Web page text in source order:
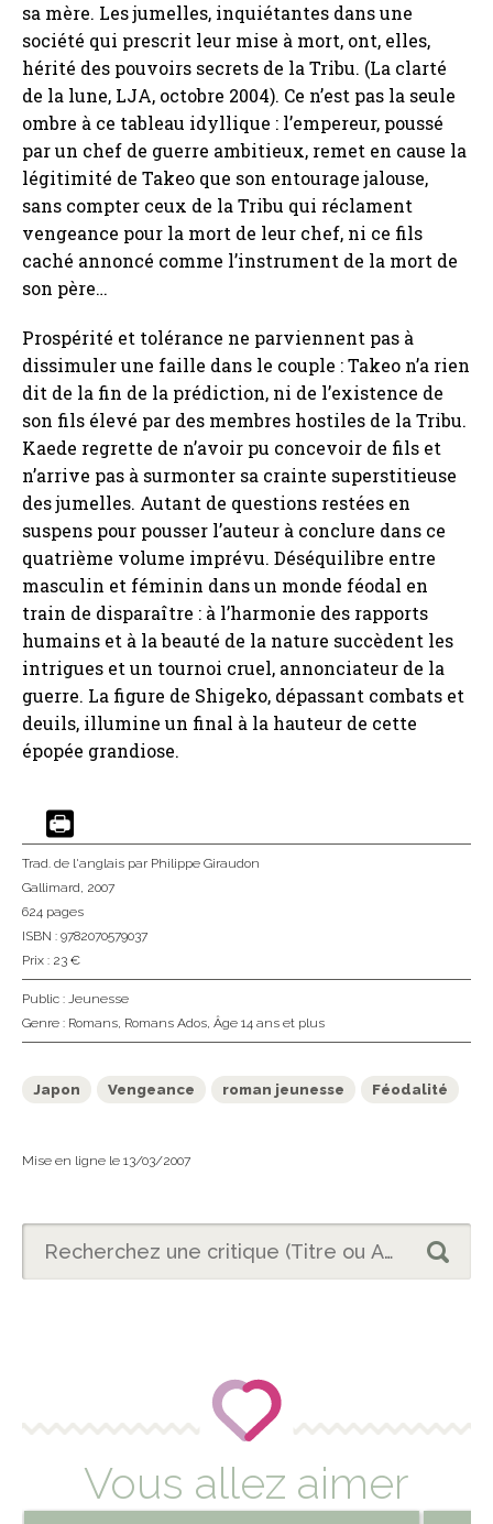
sa mère. Les jumelles, inquiétantes dans une
société qui prescrit leur mise à mort, ont, elles,
hérité des pouvoirs secrets de la Tribu. (La clarté
de la lune, LJA, octobre 2004). Ce n’est pas la seule
ombre à ce tableau idyllique : l’empereur, poussé
par un chef de guerre ambitieux, remet en cause la
légitimité de Takeo que son entourage jalouse,
sans compter ceux de la Tribu qui réclament
vengeance pour la mort de leur chef, ni ce fils
caché annoncé comme l’instrument de la mort de
son père…
Prospérité et tolérance ne parviennent pas à
dissimuler une faille dans le couple : Takeo n’a rien
dit de la fin de la prédiction, ni de l’existence de
son fils élevé par des membres hostiles de la Tribu.
Kaede regrette de n’avoir pu concevoir de fils et
n’arrive pas à surmonter sa crainte superstitieuse
des jumelles. Autant de questions restées en
suspens pour pousser l’auteur à conclure dans ce
quatrième volume imprévu. Déséquilibre entre
masculin et féminin dans un monde féodal en
train de disparaître : à l’harmonie des rapports
humains et à la beauté de la nature succèdent les
intrigues et un tournoi cruel, annonciateur de la
guerre. La figure de Shigeko, dépassant combats et
deuils, illumine un final à la hauteur de cette
épopée grandiose.
Trad. de l'anglais par Philippe Giraudon
Gallimard, 2007
624 pages
ISBN : 9782070579037
Prix : 23 €
Public : Jeunesse
Genre : Romans, Romans Ados, Âge 14 ans et plus
Japon Vengeance roman jeunesse Féodalité
Mise en ligne le 13/03/2007
Vous allez aimer